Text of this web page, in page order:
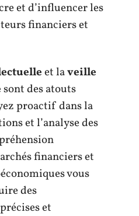
et d’influencer les
financiers et
et laveille
sont des atouts
proactif dans la
et l’analyse des
financiers et
vous
des
et